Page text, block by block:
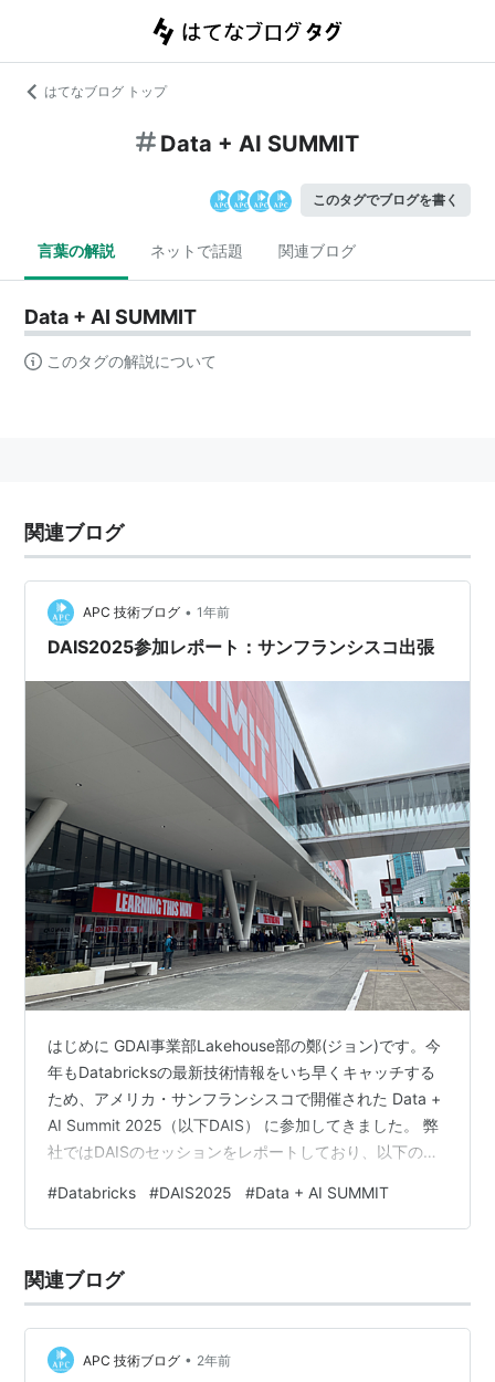
はてなブログ トップ
Data + AI SUMMIT
このタグでブログを書く
言葉の解説 ネットで話題 関連ブログ
Data + AI SUMMIT
このタグの解説について
関連ブログ
APC 技術ブログ • 1年前
DAIS2025参加レポート：サンフランシスコ出張
はじめに GDAI事業部Lakehouse部の鄭(ジョン)です。今
年もDatabricksの最新技術情報をいち早くキャッチする
ため、アメリカ・サンフランシスコで開催された Data +
AI Summit 2025（以下DAIS） に参加してきました。 弊
社ではDAISのセッションをレポートしており、以下の特
す。 ブログの記事は、Data + AI Summit のセッションを
現地で視聴したエンジニアが、内容をできる限り客観的
のです。 生成AIを活用して作成した記事であることも踏
まえつつ、AI…
#Databricks #DAIS2025 #Data + AI SUMMIT
関連ブログ
APC 技術ブログ • 2年前